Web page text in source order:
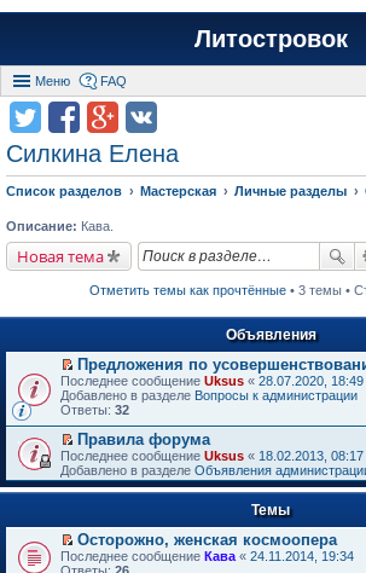
Литостровок
Меню FAQ
Силкина Елена
Список разделов Мастерская Личные разделы
Описание: Кава.
Новая тема
Отметить темы как прочтённые • 3 темы •
Объявления
П
е
р
й
т
и
к
п
в
о
м
Предложения по
Последнее сообщение Uksus « 28.07.2020, 18:49
Добавлено в разделе Вопросы к администрации
Ответы: 32
П
е
р
е
т
и
к
п
Правила форума
Последнее сообщение Uksus « 18.02.2013, 08:17
Добавлено в разделе Объявления
Темы
П
е
Осторожно, женская космоопера
Последнее сообщение Кава « 24.11.2014, 19:34
Ответы: 26